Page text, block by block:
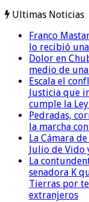
Ultimas Noticias
Franco
lo recibió
Dolor en
medio de
Escala el
Justicia que
cumple la
Pedradas,
la marcha
La Cámara
Julio de
La
senadora K
Tierras por
extranjeros